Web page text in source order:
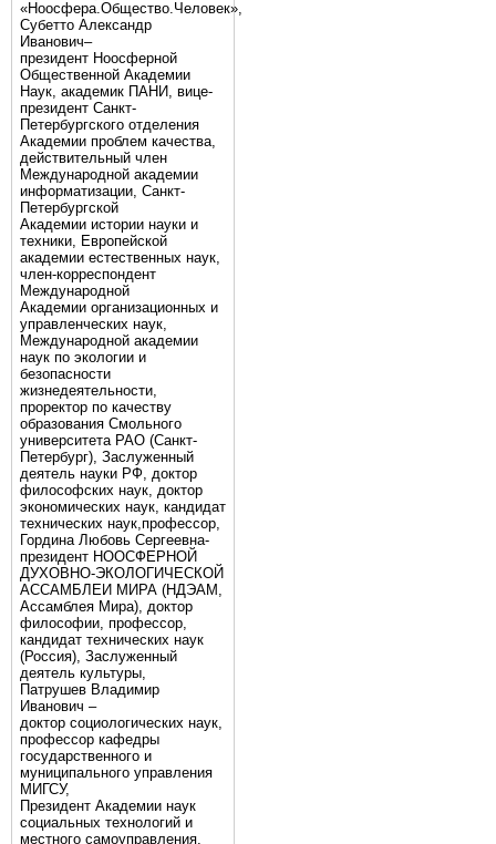
«Ноосфера.Общество.Человек»,
Субетто Александр
Иванович–
президент Ноосферной
Общественной Академии
Наук, академик ПАНИ, вице-
президент Санкт-
Петербургского отделения
Академии проблем качества,
действительный член
Международной академии
информатизации, Санкт-
Петербургской
Академии истории науки и
техники, Европейской
академии естественных наук,
член-корреспондент
Международной
Академии организационных и
управленческих наук,
Международной академии
наук по экологии и
безопасности
жизнедеятельности,
проректор по качеству
образования Смольного
университета РАО (Санкт-
Петербург), Заслуженный
деятель науки РФ, доктор
философских наук, доктор
экономических наук, кандидат
технических наук,профессор,
Гордина Любовь Сергеевна-
президент НООСФЕРНОЙ
ДУХОВНО-ЭКОЛОГИЧЕСКОЙ
АССАМБЛЕИ МИРА (НДЭАМ,
Ассамблея Мира), доктор
философии, профессор,
кандидат технических наук
(Россия), Заслуженный
деятель культуры,
Патрушев Владимир
Иванович –
доктор социологических наук,
профессор кафедры
государственного и
муниципального управления
МИГСУ,
Президент Академии наук
социальных технологий и
местного самоуправления,